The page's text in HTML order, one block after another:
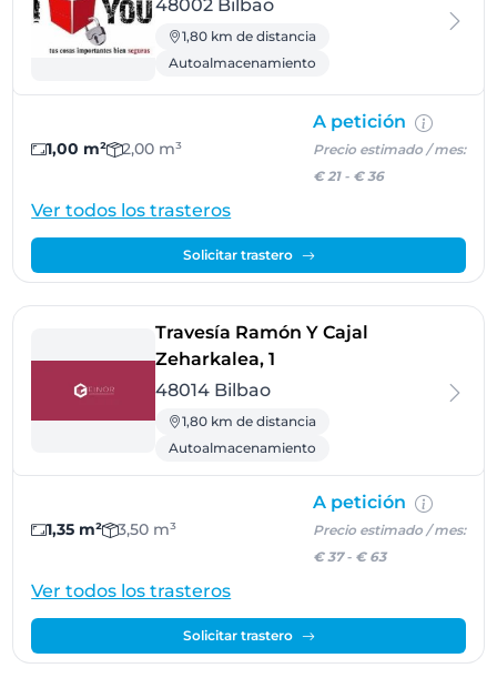
48002 Bilbao
1,80 km de distancia
Autoalmacenamiento
1,00 m² 2,00 m³
A petición
Precio estimado / mes:
€ 21- € 36
Ver todos los trasteros
Solicitar trastero
Travesía Ramón Y Cajal
Zeharkalea, 1
48014 Bilbao
1,80 km de distancia
Autoalmacenamiento
1,35 m² 3,50 m³
A petición
Precio estimado / mes:
€ 37- € 63
Ver todos los trasteros
Solicitar trastero